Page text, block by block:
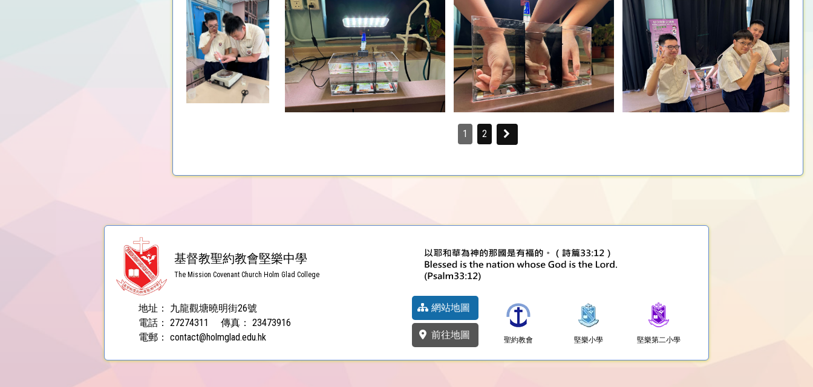
1 2
基督教聖約教會堅樂中學
The Mission Covenant Church Holm Glad College
地址：
九龍觀塘曉明街26號
電話： 27274311 傳真： 23473916
電郵： contact@holmglad.edu.hk
網站地圖
前往地圖 聖約教會 堅樂小學 堅樂第二小學